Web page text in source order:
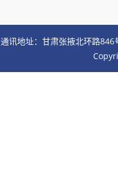
通讯地址：甘肃张掖北环路